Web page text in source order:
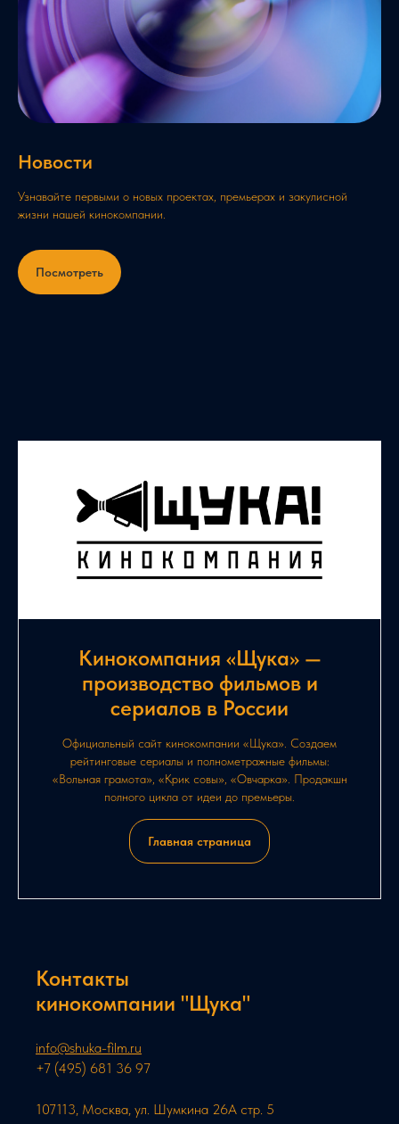
Новости
Узнавайте первыми о новых проектах, премьерах и закулисной
жизни нашей кинокомпании.
Посмотреть
Кинокомпания «Щука» —
производство фильмов и
сериалов в России
Официальный сайт кинокомпании «Щука». Создаем
рейтинговые сериалы и полнометражные фильмы:
«Вольная грамота», «Крик совы», «Овчарка». Продакшн
полного цикла от идеи до премьеры.
Главная страница
Контакты
кинокомпании "Щука"
info@shuka-film.ru
+7 (495) 681 36 97
107113, Москва, ул. Шумкина 26А стр. 5